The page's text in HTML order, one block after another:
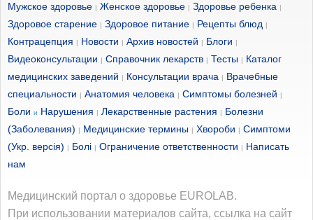
эксперты сообщают,
что действие этих
продуктов
значительно
отличается от
обычного кофе.
Но для всех
остальных они
имеют сомнительное
значение.
Энергетические
напитки содержат
питательных
энергии и
настроения. Даже
15-минутная
прогулка заряжает
энергией. А чем
чаще выполняются
физические
лучше для
Мужское здоровье | Женское здоровье | Здоровье ребенка |
Здоровое старение | Здоровое питание | Рецепты блюд |
Контрацепция | Новости | Архив новостей | Блоги |
Видеоконсультации | Справочник лекарств | Тесты | Каталог
медицинских заведений | Консультации врача | Врачебные
специальности | Анатомия человека | Симптомы болезней |
Боли и Нарушения | Лекарственные растения | Болезни
(Заболевания) | Медицинские термины | Хвороби | Симптоми
(Укр. версія) | Болі | Ограничение ответственности | Написать
нам
Медицинский портал о здоровье EUROLAB.
При использовании материалов сайта, ссылка на сайт